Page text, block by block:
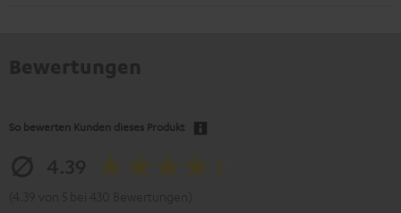
So bewerten Kunden dieses Produkt